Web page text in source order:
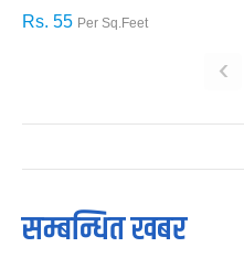
Rs. 55 Per Sq.Feet
‹
सम्बन्धित खबर